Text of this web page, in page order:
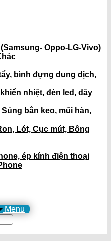
Oppo-LG-Vivo)
bình đựng dung dịch,
nhiệt, đèn led, dây
Súng bắn keo, mũi hàn,
Lót, Cục mút, Bông
ép kính điện thoại
Menu